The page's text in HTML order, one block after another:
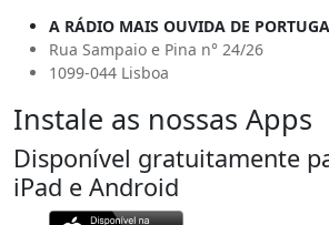
A RÁDIO MAIS OUVIDA DE
Rua Sampaio e Pina n° 24/26
1099-044 Lisboa
Instale as nossas Apps
Disponível gratuitamente
iPad e Android